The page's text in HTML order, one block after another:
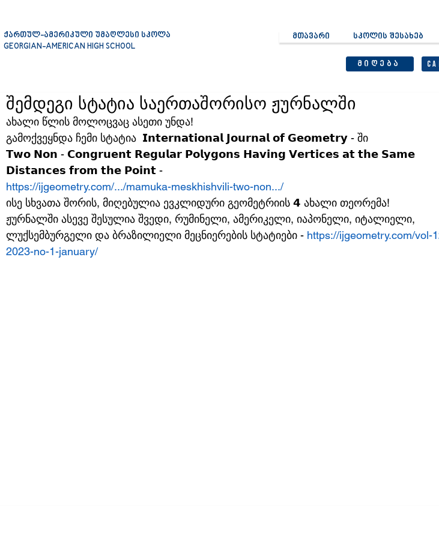
ქართულ-ამერიკული უმაღლესი სკოლა
GEORGIAN-AMERICAN HIGH SCHOOL
მთავარი სკოლის შესახებ
მიღება
შემდეგი სტატია საერთაშორისო ჟურნალში
ახალი წლის მოლოცვაც ასეთი უნდა!
გამოქვეყნდა ჩემი სტატია  𝗜𝗻𝘁𝗲𝗿𝗻𝗮𝘁𝗶𝗼𝗻𝗮𝗹 𝗝𝗼𝘂𝗿𝗻𝗮𝗹 𝗼𝗳 𝗚𝗲𝗼𝗺𝗲𝘁𝗿𝘆 - ში
𝗧𝘄𝗼 𝗡𝗼𝗻 - 𝗖𝗼𝗻𝗴𝗿𝘂𝗲𝗻𝘁 𝗥𝗲𝗴𝘂𝗹𝗮𝗿 𝗣𝗼𝗹𝘆𝗴𝗼𝗻𝘀 𝗛𝗮𝘃𝗶𝗻𝗴 𝗩𝗲𝗿𝘁𝗶𝗰𝗲𝘀 𝗮𝘁 𝘁𝗵𝗲 𝗦𝗮𝗺𝗲
𝗗𝗶𝘀𝘁𝗮𝗻𝗰𝗲𝘀 𝗳𝗿𝗼𝗺 𝘁𝗵𝗲 𝗣𝗼𝗶𝗻𝘁 -
https://ijgeometry.com/.../mamuka-meskhishvili-two-non.../
ისე სხვათა შორის, მიღებულია ევკლიდური გეომეტრიის 𝟰 ახალი თეორემა!
ჟურნალში ასევე შესულია შვედი, რუმინელი, ამერიკელი, იაპონელი, იტალიელი,
ლუქსემბურგელი და ბრაზილიელი მეცნიერების სტატიები - https://ijgeometry.com/vol-
2023-no-1-january/